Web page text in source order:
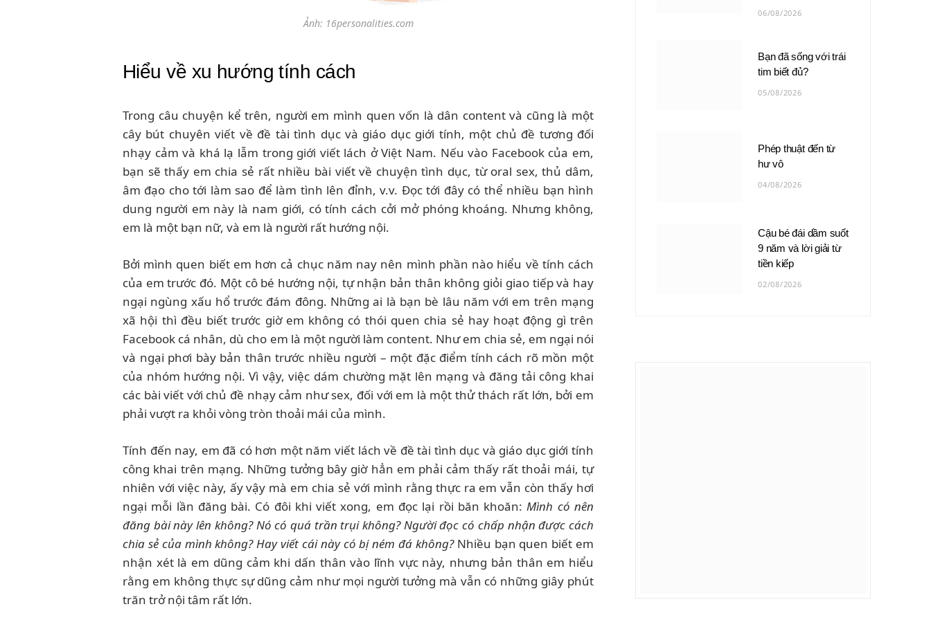
Ảnh: 16personalities.com
Hiểu về xu hướng tính cách
Trong câu chuyện kể trên, người em mình quen vốn là dân content và cũng là một
cây bút chuyên viết về đề tài tình dục và giáo dục giới tính, một chủ đề tương đối
nhạy cảm và khá lạ lẫm trong giới viết lách ở Việt Nam. Nếu vào Facebook của em,
bạn sẽ thấy em chia sẻ rất nhiều bài viết về chuyện tình dục, từ oral sex, thủ dâm,
âm đạo cho tới làm sao để làm tình lên đỉnh, v.v. Đọc tới đây có thể nhiều bạn hình
dung người em này là nam giới, có tính cách cởi mở phóng khoáng. Nhưng không,
em là một bạn nữ, và em là người rất hướng nội.
Bởi mình quen biết em hơn cả chục năm nay nên mình phần nào hiểu về tính cách
của em trước đó. Một cô bé hướng nội, tự nhận bản thân không giỏi giao tiếp và hay
ngại ngùng xấu hổ trước đám đông. Những ai là bạn bè lâu năm với em trên mạng
xã hội thì đều biết trước giờ em không có thói quen chia sẻ hay hoạt động gì trên
Facebook cá nhân, dù cho em là một người làm content. Như em chia sẻ, em ngại nói
và ngại phơi bày bản thân trước nhiều người – một đặc điểm tính cách rõ mồn một
của nhóm hướng nội. Vì vậy, việc dám chường mặt lên mạng và đăng tải công khai
các bài viết với chủ đề nhạy cảm như sex, đối với em là một thử thách rất lớn, bởi em
phải vượt ra khỏi vòng tròn thoải mái của mình.
Tính đến nay, em đã có hơn một năm viết lách về đề tài tình dục và giáo dục giới tính
công khai trên mạng. Những tưởng bây giờ hẳn em phải cảm thấy rất thoải mái, tự
nhiên với việc này, ấy vậy mà em chia sẻ với mình rằng thực ra em vẫn còn thấy hơi
ngại mỗi lần đăng bài. Có đôi khi viết xong, em đọc lại rồi băn khoăn:Mình có nên
đăng bài này lên không? Nó có quá trần trụi không? Người đọc có chấp nhận được cách
chia sẻ của mình không? Hay viết cái này có bị ném đá không? Nhiều bạn quen biết em
nhận xét là em dũng cảm khi dấn thân vào lĩnh vực này, nhưng bản thân em hiểu
rằng em không thực sự dũng cảm như mọi người tưởng mà vẫn có những giây phút
trăn trở nội tâm rất lớn.
06/08/2026
Bạn đã sống với trái
tim biết đủ?
05/08/2026
Phép thuật đến từ
hư vô
04/08/2026
Cậu bé đái dầm suốt
9 năm và lời giải từ
tiền kiếp
02/08/2026